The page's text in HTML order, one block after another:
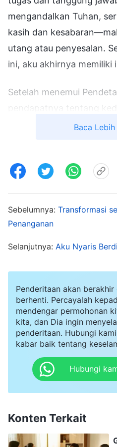
mengandalkan Tuhan,
kasih dan
utang atau penyesalan.
ini, aku akhirnya memiliki
Setelah menemui
pendapatnya tentang
kembali. Dia
bersaksi Tuhan Yang
kebenaran dan
penghakiman pada akhir
sebelumnya—kini Tuhan
hanya dengan membaca
Yang Mahakuasa dan
aku bisa memahami
Tuhan. Saat mendengar
Paulus jelas berkata,
Suci diberikan atas ilham
Artinya, Alkitab itu
yang tak bisa disangkal.
berlalu; firman Tuhan
menaatinya. Aku yakin
Baca
Sebelumnya: Transformasi
Penanganan
Selanjutnya: Aku Nyaris
Penderitaan akan
berhenti. Percayalah
mendengar permohonan
kita, dan Dia ingin
penderitaan. Hubungi
kabar baik tentang
Hubungi
Konten Terkait